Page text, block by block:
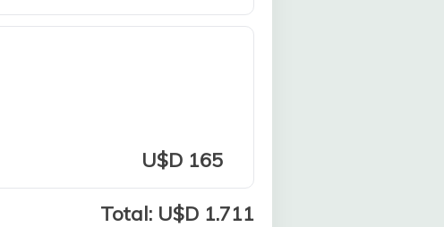
U$D 165
Total: U$D 1.711